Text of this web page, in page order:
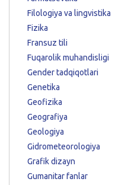
Filologiya va lingvistika
Fizika
Fransuz tili
Fuqarolik muhandisligi
Gender tadqiqotlari
Genetika
Geofizika
Geografiya
Geologiya
Gidrometeorologiya
Grafik dizayn
Gumanitar fanlar